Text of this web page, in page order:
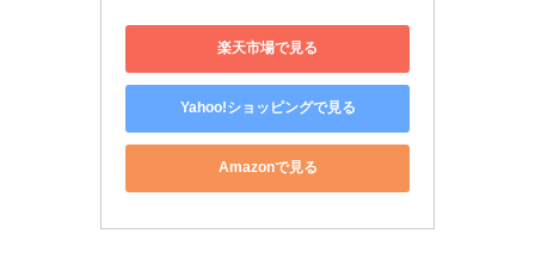
楽天市場で見る
Yahoo!ショッピングで見る
Amazonで見る